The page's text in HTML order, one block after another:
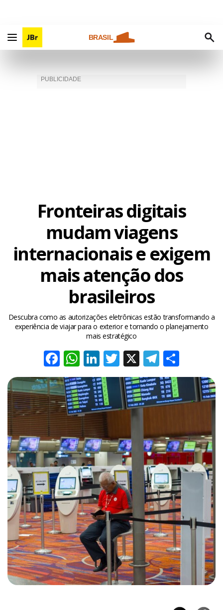
BRASIL
Fronteiras digitais
mudam viagens
internacionais e exigem
mais atenção dos
brasileiros
Descubra como as autorizações eletrônicas estão transformando a
experiência de viajar para o exterior e tornando o planejamento
mais estratégico
Facebook
WhatsApp
LinkedIn
Twitter
X